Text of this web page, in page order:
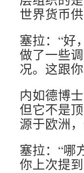
世界货币
塞拉：“好
做了一些
况。这跟
内如德博
但它不是
源于欧洲
塞拉：“哪
你上次提